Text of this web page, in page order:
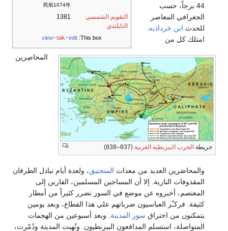
民前1074年
التقويم الشمسي
التايلندي
1381
This box:
view talk edit
خريطة الحرب البيزنطية العربية (837–838)
44 برجاً، حسب
الجغرافي المعاصر
للحدث ابن خرداذبه
امتلك كل من
المحاصِرين
والمحاصَرين العديد من معدات المنجنيق، ولعدة أيام تبادل الطرفان
المقذوفات النارية. إلا أن المساجين المسلمين، الفارين إلى
المعتصم، أخبروه عن موضع في السور تضرر كثيراً من أمطار
كثيفة. فركـّز العباسيون ضرباتهم على هذا القطاع، وبعد يومين
يتمكنون من اختراق سور المدينة . وبعد أسبوعين من الهجمات
المتواصلة، استسلم المدافعون البيزنطيون. ونُهبت المدينة ودُمّرت،